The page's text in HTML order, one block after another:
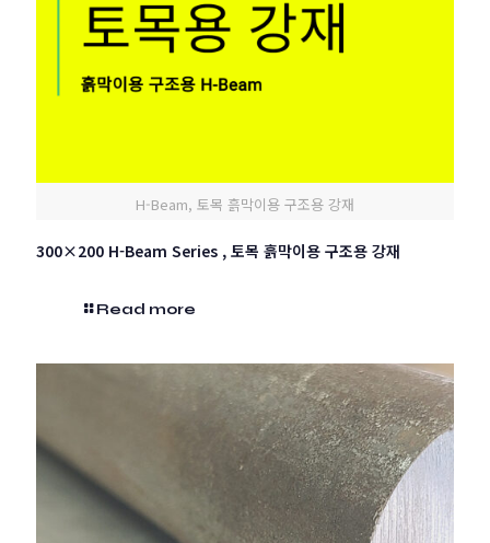
H-Beam, 토목 흙막이용 구조용 강재
300×200 H-Beam Series , 토목 흙막이용 구조용 강재
Read more